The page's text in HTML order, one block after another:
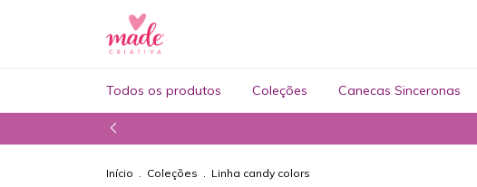
Todos os produtos Coleções Canecas Sinceronas
Início Coleções Linha candy colors